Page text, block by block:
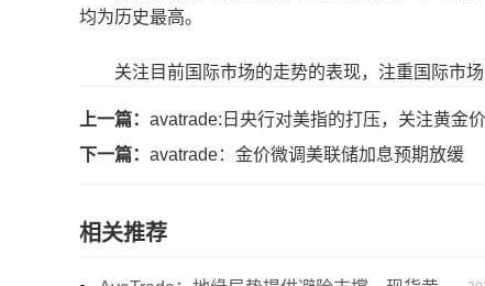
均为历史最高。
关注目前国际市场的走势的表现，注重国际市场
上一篇： avatrade:日央行对美指的打压，关注黄金
下一篇： avatrade：金价微调美联储加息预期放缓
相关推荐